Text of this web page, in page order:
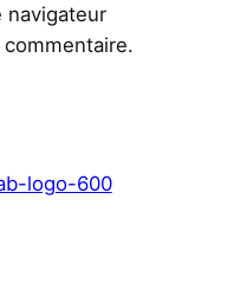
navigateur
logo-600